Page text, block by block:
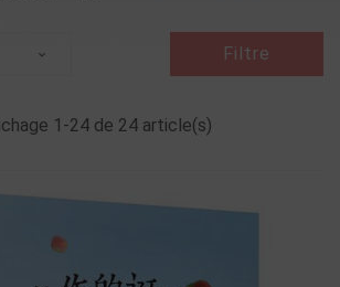
 Filtre
1-24 de 24 article(s)